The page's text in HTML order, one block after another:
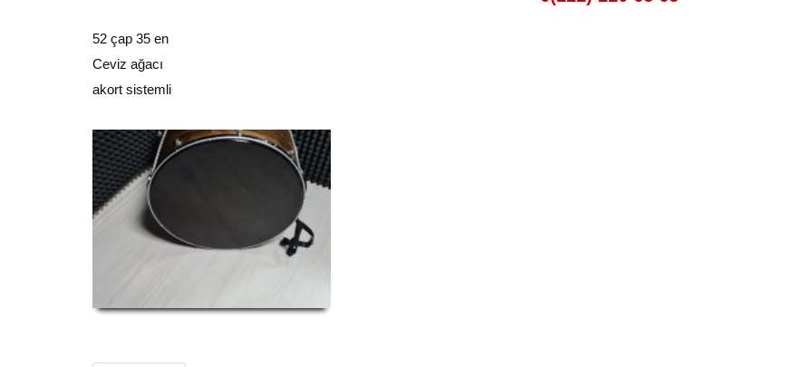
52 çap 35 en
Ceviz ağacı
akort sistemli